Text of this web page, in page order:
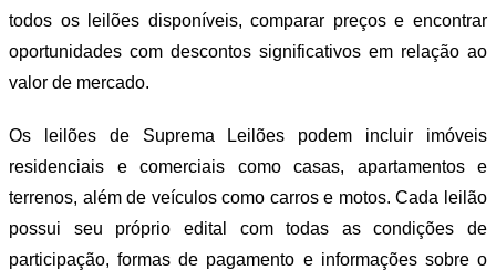
todos os leilões disponíveis, comparar preços e encontrar
oportunidades com descontos significativos em relação ao
valor de mercado.
Os leilões de Suprema Leilões podem incluir imóveis
residenciais e comerciais como casas, apartamentos e
terrenos, além de veículos como carros e motos. Cada leilão
possui seu próprio edital com todas as condições de
participação, formas de pagamento e informações sobre o